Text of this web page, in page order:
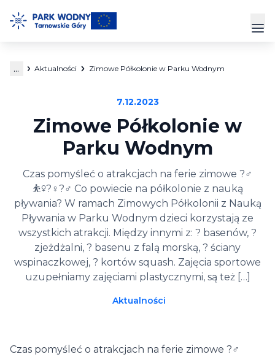
do
Park Wodny
Cennik
Strefa Klienta
Kontakt
... Aktualności Zimowe Półkolonie w Parku Wodnym
7.12.2023
Zimowe Półkolonie w
Parku Wodnym
Czas pomyśleć o atrakcjach na ferie zimowe ?‍♂️
⛹️‍♀️?‍♀️?‍♂️ Co powiecie na półkolonie z nauką
pływania? W ramach Zimowych Półkolonii z Nauką
Pływania w Parku Wodnym dzieci korzystają ze
wszystkich atrakcji. Między innymi z: ? basenów, ?
zjeżdżalni, ? basenu z falą morską, ? ściany
wspinaczkowej, ? kortów squash. Zajęcia sportowe
uzupełniamy zajęciami plastycznymi, są też […]
Aktualności
Czas pomyśleć o atrakcjach na ferie zimowe ?‍♂️